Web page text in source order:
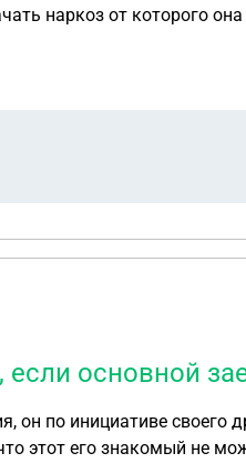
наркоз от которого
основной
по инициативе своего
этот его знакомый не